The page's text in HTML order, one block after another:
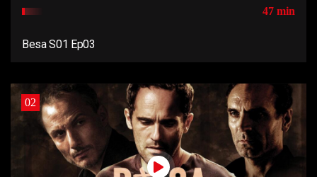
47 min
Besa S01 Ep03
02